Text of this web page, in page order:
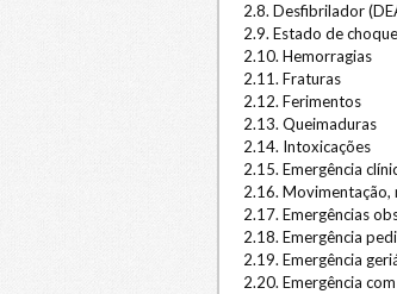
2.8. Desfibrilador
2.9. Estado de choque
2.10. Hemorragias
2.11. Fraturas
2.12. Ferimentos
2.13. Queimaduras
2.14. Intoxicações
2.15. Emergência
2.16.
2.17. Emergências
2.18. Emergência
2.19. Emergência
2.20. Emergência